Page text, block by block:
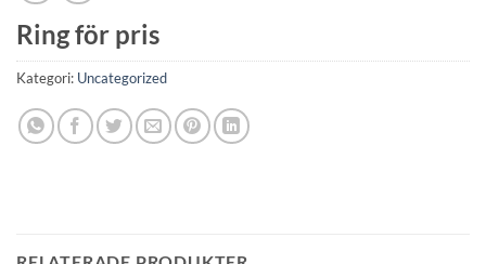
Ring för pris
Kategori: Uncategorized